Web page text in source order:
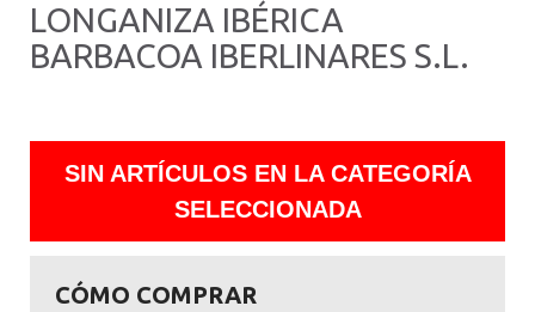
LONGANIZA IBÉRICA
BARBACOA IBERLINARES S.L.
SIN ARTÍCULOS EN LA CATEGORÍA
SELECCIONADA
CÓMO COMPRAR